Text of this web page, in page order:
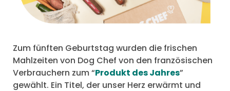
Zum fünften Geburtstag wurden die frischen
Mahlzeiten von Dog Chef von den französischen
Verbrauchern zum “Produkt des Jahres”
gewählt. Ein Titel, der unser Herz erwärmt und